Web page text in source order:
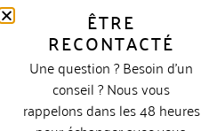
ÊTRE
RECONTACTÉ
Une question ? Besoin d’un
conseil ? Nous vous
rappelons dans les 48 heures